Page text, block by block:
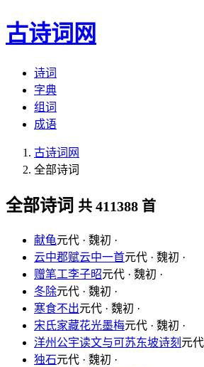
古诗词网
诗词
字典
组词
成语
古诗词网
全部诗词
全部诗词 共 411388 首
献龟元代 · 魏初 ·
云中郡赋云中一首元代 · 魏初 ·
赠笔工李子昭元代 · 魏初 ·
冬除元代 · 魏初 ·
寒食不出元代 · 魏初 ·
宋氏家藏花光墨梅元代 · 魏初 ·
洋州公宇读文与可苏东坡诗刻 元
独石元代 · 魏初 ·